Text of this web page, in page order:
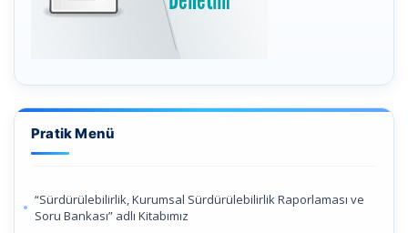
Pratik Menü
“Sürdürülebilirlik, Kurumsal Sürdürülebilirlik Raporlaması ve
Soru Bankası” adlı Kitabımız